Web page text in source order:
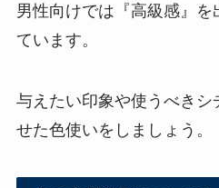
男性向けでは『高級感』
ています。
与えたい印象や使うべきシ
せた色使いをしましょう。